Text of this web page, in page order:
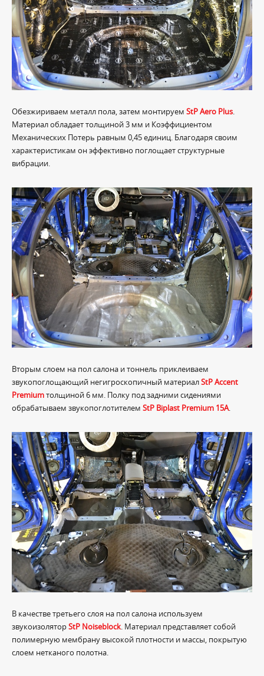
Обезжириваем металл пола, затем монтируем StP Aero Plus.
Материал обладает толщиной 3 мм и Коэффициентом
Механических Потерь равным 0,45 единиц. Благодаря своим
характеристикам он эффективно поглощает структурные
вибрации.
Вторым слоем на пол салона и тоннель приклеиваем
звукопоглощающий негигроскопичный материалStP Accent
Premiumтолщиной 6 мм. Полку под задними сидениями
обрабатываем звукопоглотителем StP Biplast Premium 15A.
В качестве третьего слоя на пол салона используем
звукоизоляторStP Noiseblock. Материал представляет собой
полимерную мембрану высокой плотности и массы, покрытую
слоем нетканого полотна.